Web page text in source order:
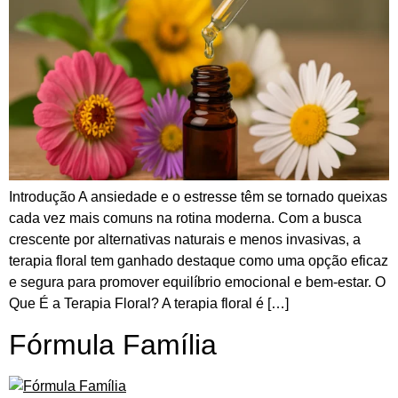
Introdução A ansiedade e o estresse têm se tornado queixas
cada vez mais comuns na rotina moderna. Com a busca
crescente por alternativas naturais e menos invasivas, a
terapia floral tem ganhado destaque como uma opção eficaz
e segura para promover equilíbrio emocional e bem-estar. O
Que É a Terapia Floral? A terapia floral é […]
Fórmula Família